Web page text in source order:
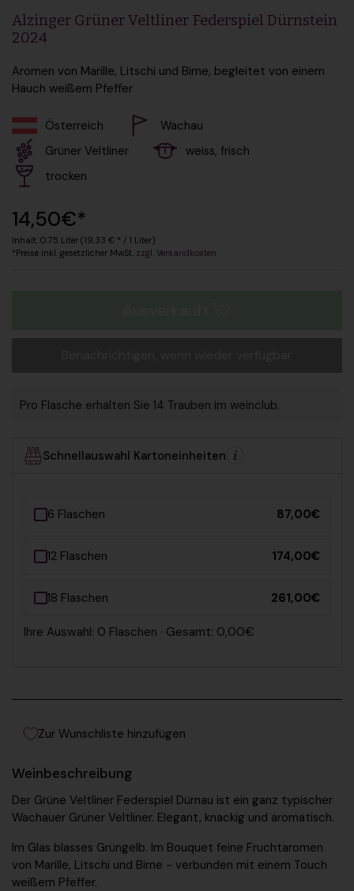
Alzinger Grüner Veltliner Federspiel Dürnstein
2024
Aromen von Marille, Litschi und Birne, begleitet von einem
Hauch weißem Pfeffer
Österreich
Wachau
Grüner Veltliner
weiss, frisch
trocken
Regulärer Preis
14,50€*
Inhalt: 0.75 Liter (19,33 € * / 1 Liter)
*Preise inkl. gesetzlicher MwSt. zzgl. Versandkosten
Pro Flasche erhalten Sie 14 Trauben im weinclub.
Schnellauswahl Kartoneinheiten
6 Flaschen 87,00€
12 Flaschen 174,00€
18 Flaschen 261,00€
Ihre Auswahl: 0 Flaschen · Gesamt: 0,00€
Zur Wunschliste hinzufügen
Weinbeschreibung
Der Grüne Veltliner Federspiel Dürnau ist ein ganz typischer
Wachauer Grüner Veltliner. Elegant, knackig und aromatisch.
Im Glas blasses Grüngelb. Im Bouquet feine Fruchtaromen
von Marille, Litschi und Birne - verbunden mit einem Touch
weißem Pfeffer.